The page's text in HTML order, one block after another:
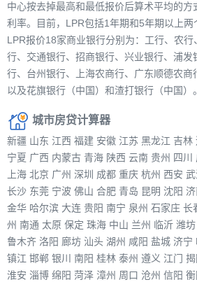
中心按去掉最高和最低报价后算术平均的
利率。目前，LPR包括1年期和5年期以上两
LPR报价18家商业银行分别为：工行、农
行、交通银行、招商银行、兴业银行、浦发
行、台州银行、上海农商行、广东顺德农
以及花旗银行（中国）和渣打银行（中国）。
城市房贷计算器
新疆 山东 江西 福建 安徽 江苏 黑龙江 吉林
宁夏 广西 内蒙古 青海 陕西 云南 贵州 四川
上海 北京 广州 深圳 成都 重庆 杭州 西安
长沙 东莞 宁波 佛山 合肥 青岛 昆明 沈阳
金华 哈尔滨 大连 贵阳 南宁 泉州 石家庄 长
州 南通 太原 保定 珠海 中山 兰州 临沂 潍坊
鲁木齐 洛阳 廊坊 汕头 湖州 咸阳 盐城 济宁
镇江 邯郸 银川 南阳 桂林 泰州 遵义 江门 揭
淮安 淄博 绵阳 菏泽 漳州 周口 沧州 信阳 衡